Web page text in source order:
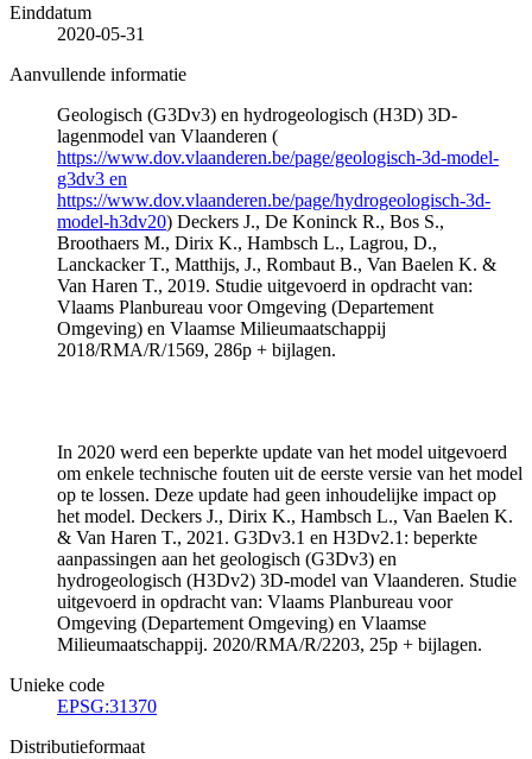
Einddatum
2020-05-31
Aanvullende informatie
Geologisch (G3Dv3) en hydrogeologisch (H3D) 3D-
lagenmodel van Vlaanderen (
https://www.dov.vlaanderen.be/page/geologisch-3d-model-
g3dv3 en
https://www.dov.vlaanderen.be/page/hydrogeologisch-3d-
model-h3dv20) Deckers J., De Koninck R., Bos S.,
Broothaers M., Dirix K., Hambsch L., Lagrou, D.,
Lanckacker T., Matthijs, J., Rombaut B., Van Baelen K. &
Van Haren T., 2019. Studie uitgevoerd in opdracht van:
Vlaams Planbureau voor Omgeving (Departement
Omgeving) en Vlaamse Milieumaatschappij
2018/RMA/R/1569, 286p + bijlagen.
In 2020 werd een beperkte update van het model uitgevoerd
om enkele technische fouten uit de eerste versie van het model
op te lossen. Deze update had geen inhoudelijke impact op
het model. Deckers J., Dirix K., Hambsch L., Van Baelen K.
& Van Haren T., 2021. G3Dv3.1 en H3Dv2.1: beperkte
aanpassingen aan het geologisch (G3Dv3) en
hydrogeologisch (H3Dv2) 3D-model van Vlaanderen. Studie
uitgevoerd in opdracht van: Vlaams Planbureau voor
Omgeving (Departement Omgeving) en Vlaamse
Milieumaatschappij. 2020/RMA/R/2203, 25p + bijlagen.
Unieke code
EPSG:31370
Distributieformaat